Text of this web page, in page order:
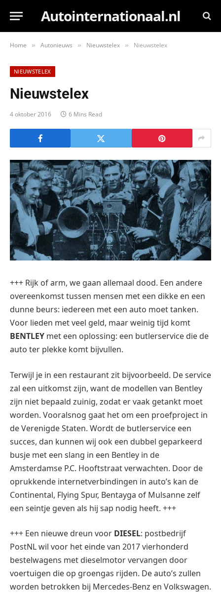
Autointernationaal.nl
Home » Autonieuws » Nieuwstelex » Nieuwstelex
NIEUWSTELEX
Nieuwstelex
4 oktober 2016 6 Mins Read
+++ Rijk of arm, we gaan allemaal dood. Een andere
overeenkomst tussen mensen met een dikke en een
dunne beurs: iedereen met een auto moet tanken.
Voor lieden met veel geld, maar weinig tijd komt
BENTLEY met een oplossing: een butlerservice die de
auto ter plekke komt bijvullen.
Terwijl je in een restaurant zit bijvoorbeeld. De service
zal een uitkomst zijn, want de modellen van Bentley
zijn niet bepaald zuinig, zodat er vaak getankt moet
worden. Vooralsnog gaat het om een proefproject in
de Verenigde Staten. Wordt de butlerservice een
succes, dan kunnen wij ook een dubbel geparkeerd
busje met een slang in een Bentley in de
Amsterdamse P.C. Hooftstraat verwachten. Door de
oprukkende internetverbindingen in auto’s kan de
Continental, Flying Spur, Bentayga of Mulsanne zelf
een seintje geven als hij sap nodig heeft. +++
+++ Een nieuwe dreun voor DIESEL: postbedrijf
PostNL wil voor het einde van 2017 vierhonderd
bestelwagens met dieselmotor vervangen door
voertuigen die op groengas rijden. De auto’s zullen
worden betrokken bij Mercedes-Benz en Volkswagen.